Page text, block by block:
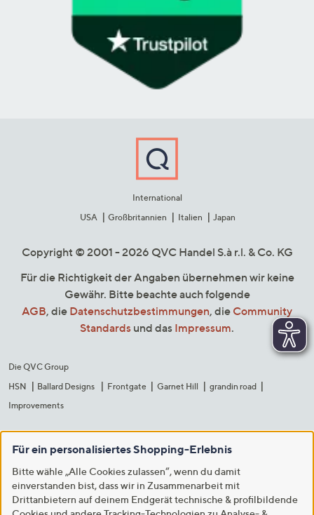
International
USA
Großbritannien Italien Japan
Copyright © 2001 - 2026 QVC Handel S.à r.l. & Co. KG
Für die Richtigkeit der Angaben übernehmen wir keine
Gewähr. Bitte beachte auch folgende
AGB, die Datenschutzbestimmungen, die Community
Standards und das Impressum.
Die QVC Group
HSN
Ballard Designs Frontgate Garnet Hill
grandin road
Improvements
Für ein personalisiertes Shopping-Erlebnis
Bitte wähle „Alle Cookies zulassen“, wenn du damit
einverstanden bist, dass wir in Zusammenarbeit mit
Drittanbietern auf deinem Endgerät technische & profilbildende